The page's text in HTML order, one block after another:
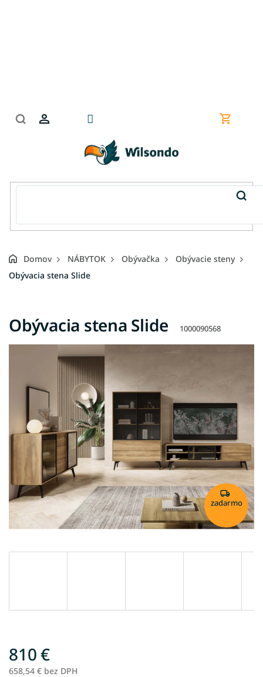
Domov NÁBYTOK Obývačka
Obývacie steny
Obývacia stena Slide
Obývacia stena Slide 1000090568
zadarmo
810 €
658,54 € bez DPH